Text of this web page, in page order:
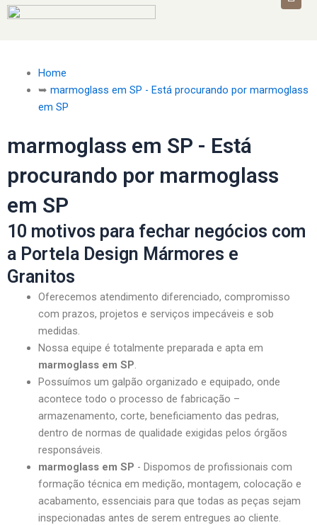
Home
➥ marmoglass em SP - Está procurando por marmoglass
em SP
marmoglass em SP - Está
procurando por marmoglass
em SP
10 motivos para fechar negócios com
a Portela Design Mármores e
Granitos
Oferecemos atendimento diferenciado, compromisso
com prazos, projetos e serviços impecáveis e sob
medidas.
Nossa equipe é totalmente preparada e apta em
marmoglass em SP.
Possuímos um galpão organizado e equipado, onde
acontece todo o processo de fabricação –
armazenamento, corte, beneficiamento das pedras,
dentro de normas de qualidade exigidas pelos órgãos
responsáveis.
marmoglass em SP - Dispomos de profissionais com
formação técnica em medição, montagem, colocação e
acabamento, essenciais para que todas as peças sejam
inspecionadas antes de serem entregues ao cliente.